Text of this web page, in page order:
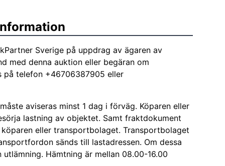
Sverige på uppdrag av ägaren av
med denna auktion eller begäran om
på telefon +46706387905 eller
aviseras minst 1 dag i förväg. Köparen eller
lastning av objektet. Samt fraktdokument
eller transportbolaget. Transportbolaget
sänds till lastadressen. Om dessa
Hämtning är mellan 08.00-16.00